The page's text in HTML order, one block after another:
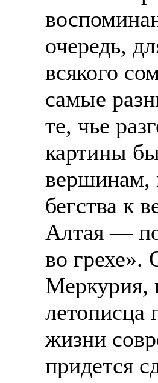
очередь,
всякого
самые
те, чье
картины
вершинам,
бегства к
Алтая —
во грехе».
Меркурия,
летописца
жизни
придется